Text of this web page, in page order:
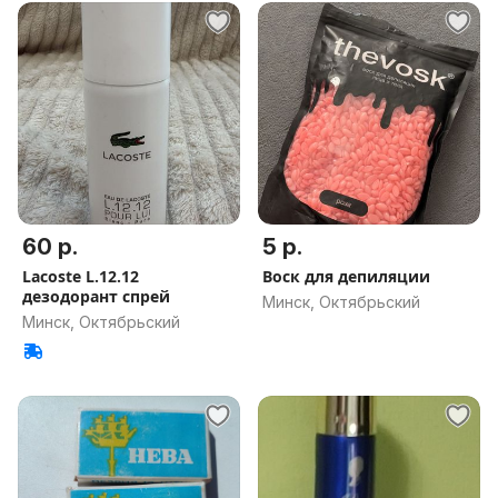
60 р.
Lacoste L.12.12
дезодорант спрей
Минск, Октябрьский
5 р.
Воск для депиляции
Минск, Октябрьский